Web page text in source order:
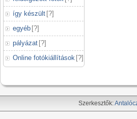
így készült [?]
egyéb [?]
pályázat [?]
Online fotókiállítások [?]
Szerkesztők: